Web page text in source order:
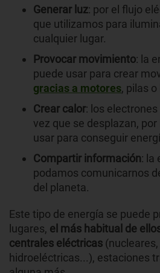
Generar luz: por el flujo
que utilizamos para
cualquier lugar.
Provocar movimiento: la
puede usar para crear
gracias a motores, pilas
Crear calor: los
vez que se desplazan,
usar para conseguir
Compartir información: la
podamos comunicarnos
del planeta.
Este tipo de energía se puede
lugares, el más habitual de
centrales eléctricas
hidroeléctricas...), estaciones